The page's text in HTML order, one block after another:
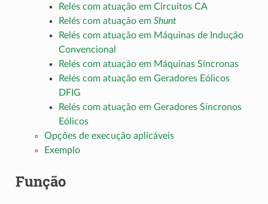
Relés com atuação em Circuitos CA
Relés com atuação em Shunt
Relés com atuação em Máquinas de Indução
Convencional
Relés com atuação em Máquinas Síncronas
Relés com atuação em Geradores Eólicos
DFIG
Relés com atuação em Geradores Síncronos
Eólicos
Opções de execução aplicáveis
Exemplo
Função